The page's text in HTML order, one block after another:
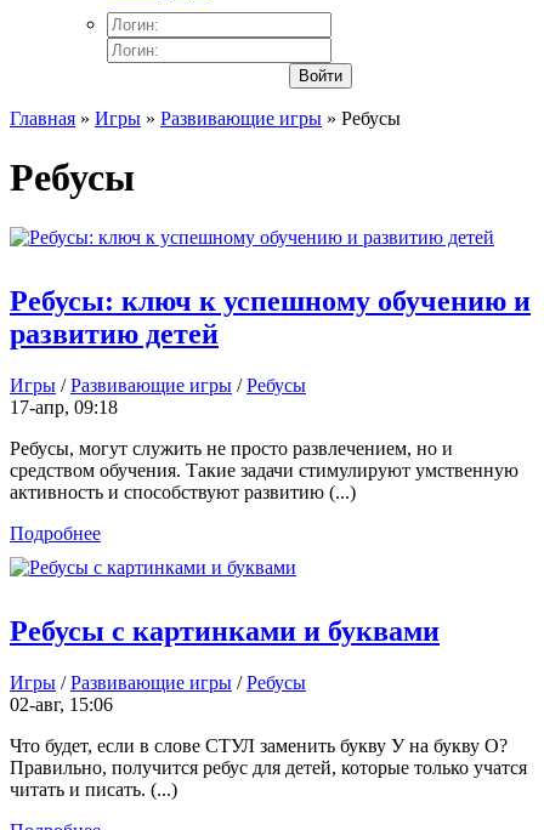
Войти
Главная » Игры » Развивающие игры » Ребусы
Ребусы
Ребусы: ключ к успешному обучению и
развитию детей
Игры /Развивающие игры /Ребусы
17-апр, 09:18
Ребусы, могут служить не просто развлечением, но и
средством обучения. Такие задачи стимулируют умственную
активность и способствуют развитию (...)
Подробнее
Ребусы с картинками и буквами
Игры /Развивающие игры /Ребусы
02-авг, 15:06
Что будет, если в слове СТУЛ заменить букву У на букву О?
Правильно, получится ребус для детей, которые только учатся
читать и писать. (...)